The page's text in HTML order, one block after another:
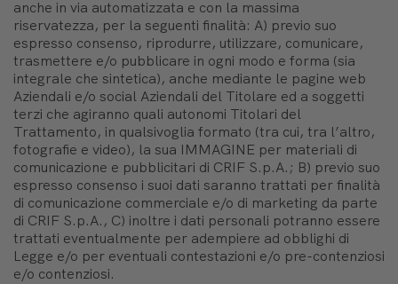
anche in via automatizzata e con la massima
riservatezza, per la seguenti finalità: A) previo suo
espresso consenso, riprodurre, utilizzare, comunicare,
trasmettere e/o pubblicare in ogni modo e forma (sia
integrale che sintetica), anche mediante le pagine web
Aziendali e/o social Aziendali del Titolare ed a soggetti
terzi che agiranno quali autonomi Titolari del
Trattamento, in qualsivoglia formato (tra cui, tra l’altro,
fotografie e video), la sua IMMAGINE per materiali di
comunicazione e pubblicitari di CRIF S.p.A.; B) previo suo
espresso consenso i suoi dati saranno trattati per finalità
di comunicazione commerciale e/o di marketing da parte
di CRIF S.p.A., C) inoltre i dati personali potranno essere
trattati eventualmente per adempiere ad obblighi di
Legge e/o per eventuali contestazioni e/o pre-contenziosi
e/o contenziosi.